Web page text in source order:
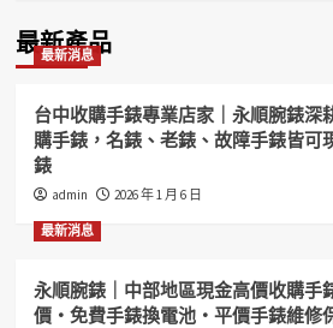
高
雄
舖
高
雄
購
業
店
最新產品
最新消息
台中收購手錶專業店家｜永順腕錶深
購手錶，名錶、老錶、故障手錶皆可
錶
admin 2026 年 1 月 6 日
最新消息
永順腕錶｜中部地區現金高價收購手
價・免費手錶換電池・平價手錶維修